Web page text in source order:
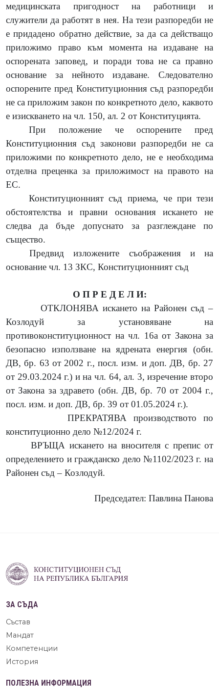
медицинската пригодност на работници и
служители да работят в нея. На тези разпоредби не
е придадено обратно действие, за да са действащо
приложимо право към момента на издаване на
оспорената заповед, и поради това не са правно
основание за нейното издаване. Следователно
оспорените пред Конституционния съд разпоредби
не са приложим закон по конкретното дело, каквото
е изискването на чл. 150, ал. 2 от Конституцията.
При положение че оспорените пред
Конституционния съд законови разпоредби не са
приложими по конкретното дело, не е необходима
отделна преценка за приложимост на правото на
ЕС.
Конституционният съд приема, че при тези
обстоятелства и правни основания искането не
следва да бъде допуснато за разглеждане по
същество.
Предвид изложените съображения и на
основание чл. 13 ЗКС, Конституционният съд
О П Р Е Д Е Л И:
ОТКЛОНЯВА искането на Районен съд –
Козлодуй за установяване на
противоконституционност на чл. 16а от Закона за
безопасно използване на ядрената енергия (обн.
ДВ, бр. 63 от 2002 г., посл. изм. и доп. ДВ, бр. 27
от 29.03.2024 г.) и на чл. 64, ал. 3, изречение второ
от Закона за здравето (обн. ДВ, бр. 70 от 2004 г.,
посл. изм. и доп. ДВ, бр. 39 от 01.05.2024 г.).
ПРЕКРАТЯВА производството по
конституционно дело №12/2024 г.
ВРЪЩА искането на вносителя с препис от
определението и гражданско дело №1102/2023 г. на
Районен съд – Козлодуй.
Председател: Павлина Панова
ЗА СЪДА
Състав
Мандат
Компетенции
История
ПОЛЕЗНА ИНФОРМАЦИЯ